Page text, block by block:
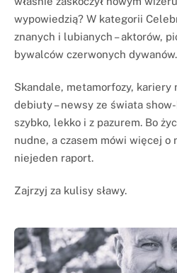
wypowiedzią? W kategorii
znanych i lubianych – aktorów,
bywalców czerwonych dywanów.
Skandale, metamorfozy, kariery
debiuty – newsy ze świata
szybko, lekko i z pazurem. Bo
nudne, a czasem mówi więcej o
niejeden raport.
Zajrzyj za kulisy sławy.